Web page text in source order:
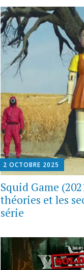
2 OCTOBRE 2025
Squid Game
théories et les
série